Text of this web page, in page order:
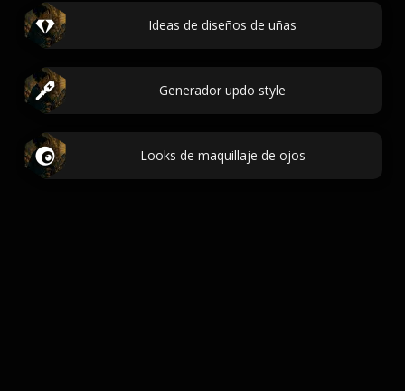
Ideas de diseños de uñas
Generador updo style
Looks de maquillaje de ojos